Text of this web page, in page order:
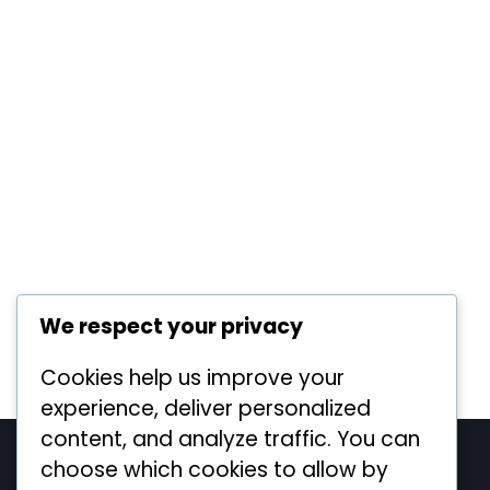
Legal
We respect your privacy
Cookies help us improve your
experience, deliver personalized
content, and analyze traffic. You can
choose which cookies to allow by